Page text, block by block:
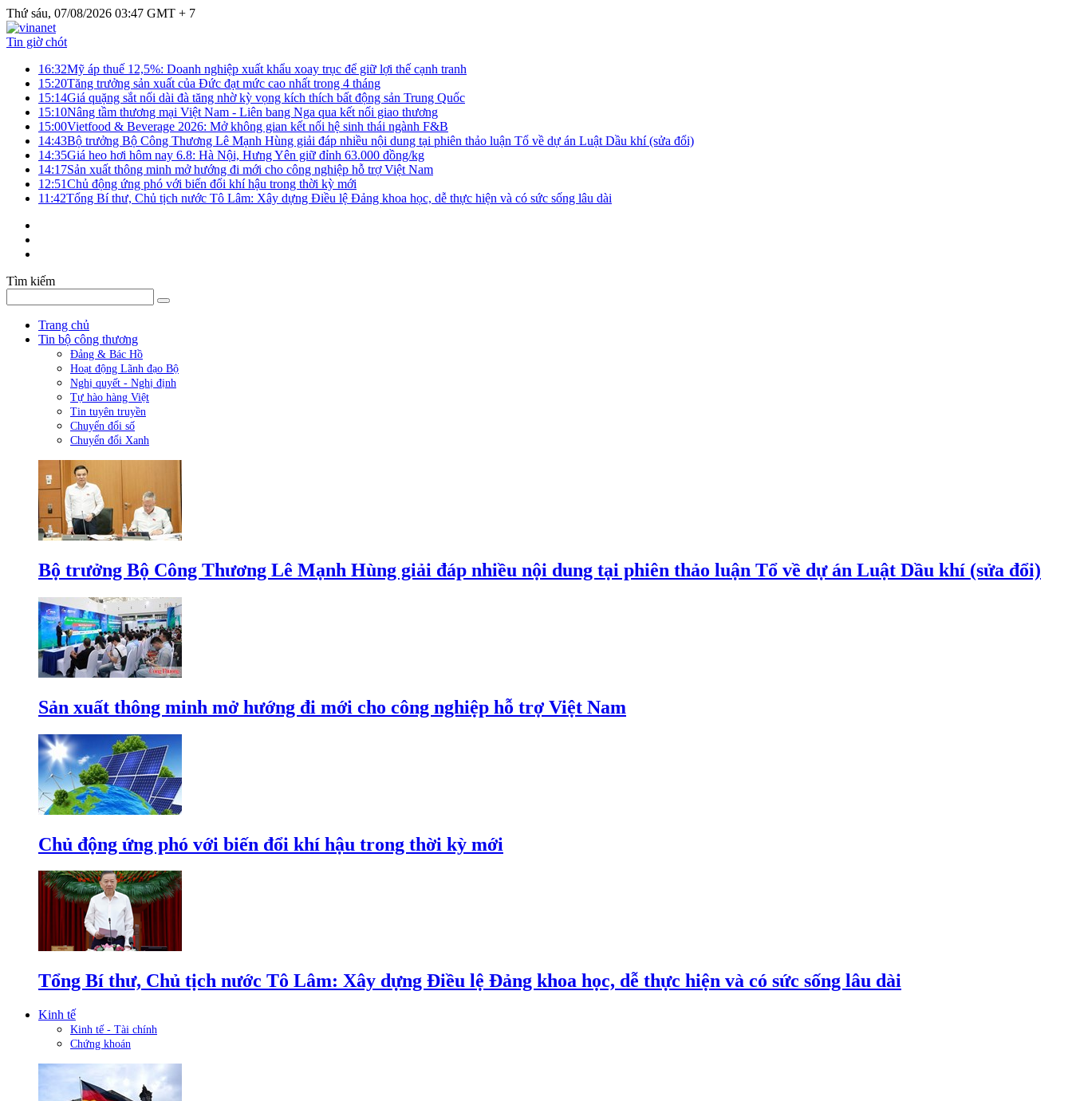
Thứ sáu, 07/08/2026 03:47 GMT + 7
Tin giờ chót
16:32Mỹ áp thuế 12,5%: Doanh nghiệp xuất khẩu xoay trục để giữ lợi thế cạnh tranh
15:20Tăng trưởng sản xuất của Đức đạt mức cao nhất trong 4 tháng
15:14Giá quặng sắt nối dài đà tăng nhờ kỳ vọng kích thích bất động sản Trung Quốc
15:10Nâng tầm thương mại Việt Nam - Liên bang Nga qua kết nối giao thương
15:00Vietfood & Beverage 2026: Mở không gian kết nối hệ sinh thái ngành F&B
14:43Bộ trưởng Bộ Công Thương Lê Mạnh Hùng giải đáp nhiều nội dung tại phiên thảo luận Tổ về dự án Luật Dầu khí (sửa đổi)
14:35Giá heo hơi hôm nay 6.8: Hà Nội, Hưng Yên giữ đỉnh 63.000 đồng/kg
14:17Sản xuất thông minh mở hướng đi mới cho công nghiệp hỗ trợ Việt Nam
12:51Chủ động ứng phó với biến đổi khí hậu trong thời kỳ mới
11:42Tổng Bí thư, Chủ tịch nước Tô Lâm: Xây dựng Điều lệ Đảng khoa học, dễ thực hiện và có sức sống lâu dài
Tìm kiếm
Trang chủ
Tin bộ công thương
Đảng & Bác Hồ
Hoạt động Lãnh đạo Bộ
Nghị quyết - Nghị định
Tự hào hàng Việt
Tin tuyên truyền
Chuyển đổi số
Chuyển đổi Xanh
Bộ trưởng Bộ Công Thương Lê Mạnh Hùng giải đáp nhiều nội dung tại phiên thảo luận Tổ về dự án Luật Dầu khí (sửa đổi)
Sản xuất thông minh mở hướng đi mới cho công nghiệp hỗ trợ Việt Nam
Chủ động ứng phó với biến đổi khí hậu trong thời kỳ mới
Tổng Bí thư, Chủ tịch nước Tô Lâm: Xây dựng Điều lệ Đảng khoa học, dễ thực hiện và có sức sống lâu dài
Kinh tế
Kinh tế - Tài chính
Chứng khoán